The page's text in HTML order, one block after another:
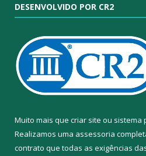
DESENVOLVIDO POR CR2
Muito mais que criar site ou sistema
Realizamos uma assessoria
contrato que todas as exigências